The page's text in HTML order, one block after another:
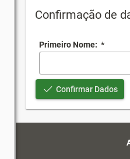
Confirmação de
Primeiro Nome: *
Confirmar Dados